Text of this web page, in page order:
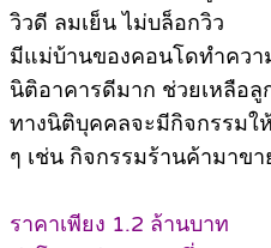
วิวดี ลมเย็น ไม่บล็อกวิว
มีแม่บ้านของคอนโดทำคว
นิติอาคารดีมาก ช่วยเหลือ
ทางนิติบุคคลจะมีกิจกรรมใ
ๆ เช่น กิจกรรมร้านค้ามาขา
ราคาเพียง 1.2 ล้านบาท